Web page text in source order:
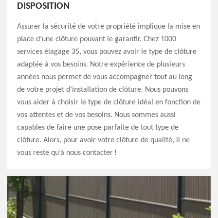
DISPOSITION
Assurer la sécurité de votre propriété implique la mise en
place d’une clôture pouvant le garantir. Chez 1000
services élagage 35, vous pouvez avoir le type de clôture
adaptée à vos besoins. Notre expérience de plusieurs
années nous permet de vous accompagner tout au long
de votre projet d’installation de clôture. Nous pouvons
vous aider à choisir le type de clôture idéal en fonction de
vos attentes et de vos besoins. Nous sommes aussi
capables de faire une pose parfaite de tout type de
clôture. Alors, pour avoir votre clôture de qualité, il ne
vous reste qu’à nous contacter !